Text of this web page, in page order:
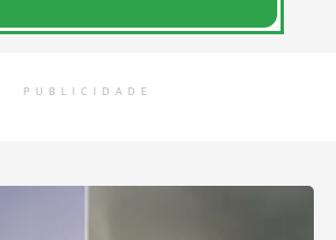
PUBLICIDADE